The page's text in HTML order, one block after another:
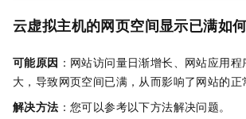
云虚拟主机的网页空间显示已满如
可能原因 ：网站访问量日渐增长、网站应用
大，导致网页空间已满，从而影响了网站的正
解决方法 ：您可以参考以下方法解决问题。